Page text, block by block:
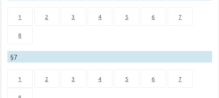
1 2 3 4 5 6 7
8
§7
1 2 3 4 5 6 7